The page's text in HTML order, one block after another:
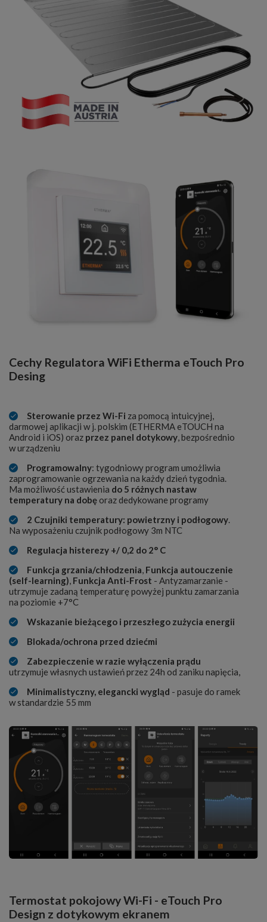
Cechy Regulatora WiFi Etherma eTouch Pro
Desing
Sterowanie przez Wi-Fi za pomocą intuicyjnej,
darmowej aplikacji w j. polskim (ETHERMA eTOUCH na
Android i iOS) oraz przez panel dotykowy , bezpośrednio
w urządzeniu
Programowalny: tygodniowy program umożliwia
zaprogramowanie ogrzewania na każdy dzień tygodnia.
Ma możliwość ustawienia do 5 różnych nastaw
temperatury na dobę oraz dedykowane programy
2 Czujniki temperatury: powietrzny i podłogowy
Na wyposażeniu czujnik podłogowy 3m NTC
Regulacja histerezy +/ 0,2 do 2° C
Funkcja grzania/chłodzenia Funkcja autouczenie
(self-learning) Funkcja Anti-Frost - Antyzamarzanie -
utrzymuje zadaną temperaturę powyżej punktu zamarzania
na poziomie +7°C
Wskazanie bieżącego i przeszłego zużycia energii
Blokada/ochrona przed dziećmi
Zabezpieczenie w razie wyłączenia prądu
utrzymuje własnych ustawień przez 24h od zaniku napięcia,
Minimalistyczny, elegancki wygląd - pasuje do ramek
w standardzie 55 mm
Termostat pokojowy Wi-Fi - eTouch Pro
Design z dotykowym ekranem